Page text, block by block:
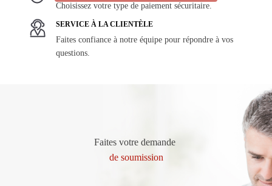
Choisissez votre type de paiement sécuritaire.
SERVICE À LA CLIENTÈLE
Faites confiance à notre équipe pour répondre à vos
questions.
Faites votre demande
de soumission